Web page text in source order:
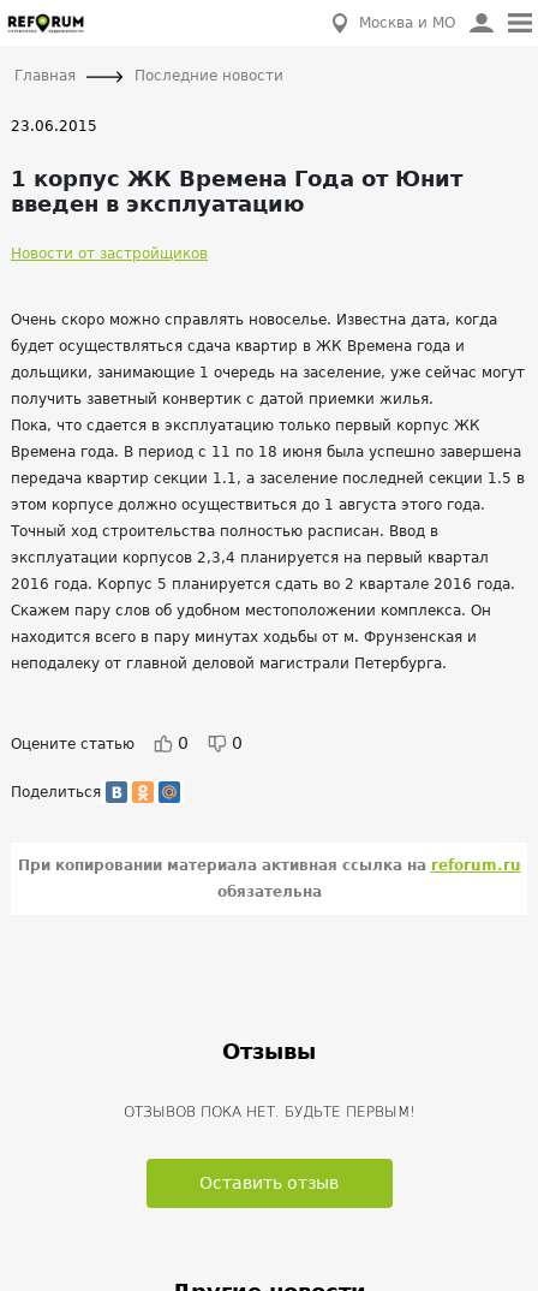
Москва и МО
Главная Последние новости
23.06.2015
1 корпус ЖК Времена Года от Юнит
введен в эксплуатацию
Новости от застройщиков
Очень скоро можно справлять новоселье. Известна дата, когда
будет осуществляться сдача квартир в ЖК Времена года и
дольщики, занимающие 1 очередь на заселение, уже сейчас могут
получить заветный конвертик с датой приемки жилья.
Пока, что сдается в эксплуатацию только первый корпус ЖК
Времена года. В период с 11 по 18 июня была успешно завершена
передача квартир секции 1.1, а заселение последней секции 1.5 в
этом корпусе должно осуществиться до 1 августа этого года.
Точный ход строительства полностью расписан. Ввод в
эксплуатации корпусов 2,3,4 планируется на первый квартал
2016 года. Корпус 5 планируется сдать во 2 квартале 2016 года.
Скажем пару слов об удобном местоположении комплекса. Он
находится всего в пару минутах ходьбы от м. Фрунзенская и
неподалеку от главной деловой магистрали Петербурга.
Оцените статью 0 0
Поделиться
При копировании материала активная ссылка на reforum.ru
обязательна
Отзывы
ОТЗЫВОВ ПОКА НЕТ. БУДЬТЕ ПЕРВЫМ!
Оставить отзыв